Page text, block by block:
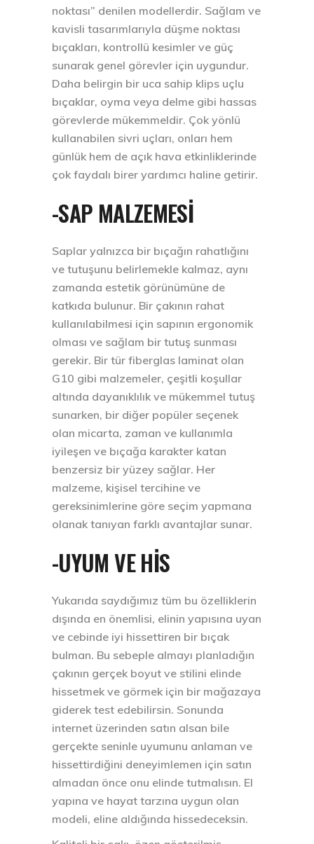
noktası” denilen modellerdir. Sağlam ve
kavisli tasarımlarıyla düşme noktası
bıçakları, kontrollü kesimler ve güç
sunarak genel görevler için uygundur.
Daha belirgin bir uca sahip klips uçlu
bıçaklar, oyma veya delme gibi hassas
görevlerde mükemmeldir. Çok yönlü
kullanabilen sivri uçları, onları hem
günlük hem de açık hava etkinliklerinde
çok faydalı birer yardımcı haline getirir.
-SAP MALZEMESİ
Saplar yalnızca bir bıçağın rahatlığını
ve tutuşunu belirlemekle kalmaz, aynı
zamanda estetik görünümüne de
katkıda bulunur. Bir çakının rahat
kullanılabilmesi için sapının ergonomik
olması ve sağlam bir tutuş sunması
gerekir. Bir tür fiberglas laminat olan
G10 gibi malzemeler, çeşitli koşullar
altında dayanıklılık ve mükemmel tutuş
sunarken, bir diğer popüler seçenek
olan micarta, zaman ve kullanımla
iyileşen ve bıçağa karakter katan
benzersiz bir yüzey sağlar. Her
malzeme, kişisel tercihine ve
gereksinimlerine göre seçim yapmana
olanak tanıyan farklı avantajlar sunar.
-UYUM VE HİS
Yukarıda saydığımız tüm bu özelliklerin
dışında en önemlisi, elinin yapısına uyan
ve cebinde iyi hissettiren bir bıçak
bulman. Bu sebeple almayı planladığın
çakının gerçek boyut ve stilini elinde
hissetmek ve görmek için bir mağazaya
giderek test edebilirsin. Sonunda
internet üzerinden satın alsan bile
gerçekte seninle uyumunu anlaman ve
hissettirdiğini deneyimlemen için satın
almadan önce onu elinde tutmalısın. El
yapına ve hayat tarzına uygun olan
modeli, eline aldığında hissedeceksin.